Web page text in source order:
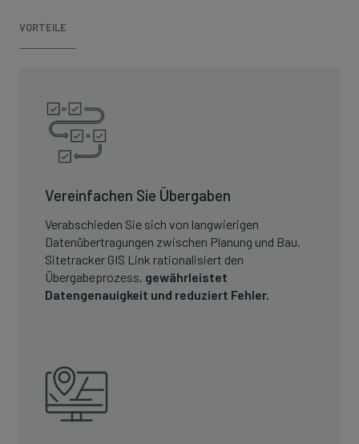
VORTEILE
Vereinfachen Sie Übergaben
Verabschieden Sie sich von langwierigen
Datenübertragungen zwischen Planung und Bau.
Sitetracker GIS Link rationalisiert den
Übergabeprozess, gewährleistet
Datengenauigkeit und reduziert Fehler.